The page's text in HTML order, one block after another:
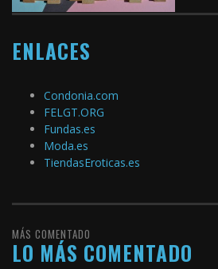
ENLACES
Condonia.com
FELGT.ORG
Fundas.es
Moda.es
TiendasEroticas.es
MÁS COMENTADO
LO MÁS COMENTADO